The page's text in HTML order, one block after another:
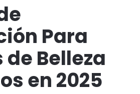
Para
de Belleza
en 2025